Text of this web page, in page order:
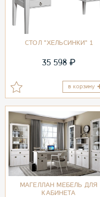
СТОЛ "ХЕЛЬСИНКИ" 1
35 598 ₽
в корзину
МАГЕЛЛАН МЕБЕЛЬ ДЛЯ
КАБИНЕТА